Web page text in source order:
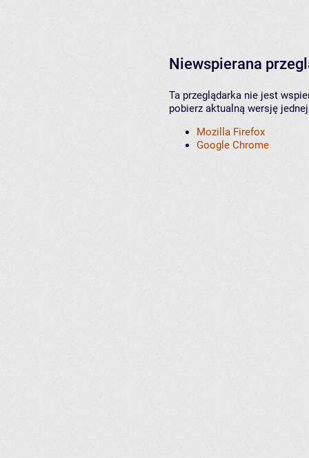
Niewspierana
Ta przeglądarka nie jest
pobierz aktualną wersję
Mozilla Firefox
Google Chrome